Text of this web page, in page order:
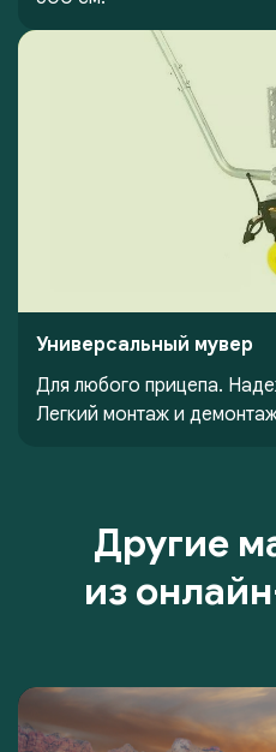
Универсальный мувер
Для любого прицепа.
Легкий монтаж и
Другие
из